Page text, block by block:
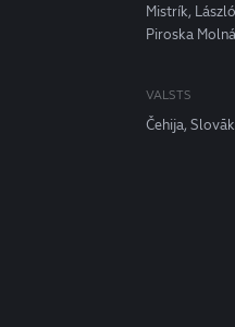
Mistrík,
Piroska
VALSTS
Čehija,